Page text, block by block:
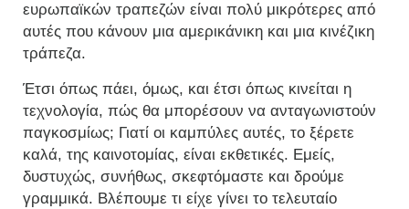
ευρωπαϊκών τραπεζών είναι πολύ μικρότερες από
αυτές που κάνουν μια αμερικάνικη και μια κινέζικη
τράπεζα.
Έτσι όπως πάει, όμως, και έτσι όπως κινείται η
τεχνολογία, πώς θα μπορέσουν να ανταγωνιστούν
παγκοσμίως; Γιατί οι καμπύλες αυτές, το ξέρετε
καλά, της καινοτομίας, είναι εκθετικές. Εμείς,
δυστυχώς, συνήθως, σκεφτόμαστε και δρούμε
γραμμικά. Βλέπουμε τι είχε γίνει το τελευταίο